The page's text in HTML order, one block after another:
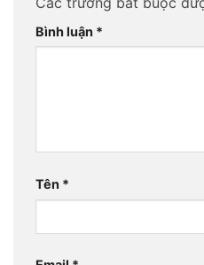
Bình luận *
Tên *